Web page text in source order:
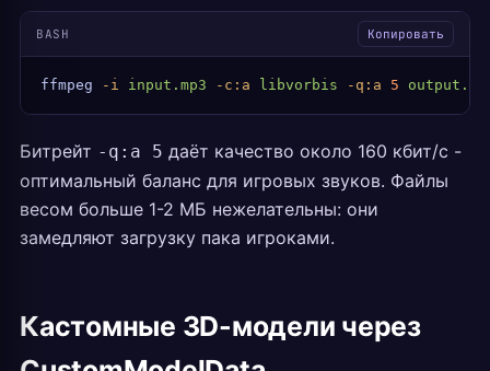
BASH Копировать
ffmpeg -i input.mp3 -c:a libvorbis -q:a 5
Битрейт -q:a 5 даёт качество около 160 кбит/с -
оптимальный баланс для игровых звуков. Файлы
весом больше 1-2 МБ нежелательны: они
замедляют загрузку пака игроками.
Кастомные 3D-модели через